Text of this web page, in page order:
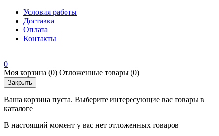
Условия работы
Доставка
Оплата
Контакты
0
Моя корзина (0) Отложенные товары (0)
Закрыть
Ваша корзина пуста. Выберите интересующие вас товары в
каталоге
В настоящий момент у вас нет отложенных товаров